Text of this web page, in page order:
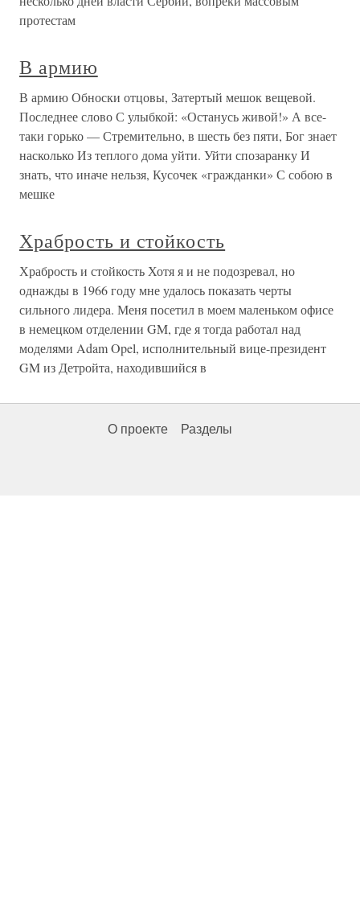
протестам
В армию
В армию Обноски отцовы, Затертый мешок вещевой.
Последнее слово С улыбкой: «Останусь живой!» А все-
таки горько — Стремительно, в шесть без пяти, Бог знает
насколько Из теплого дома уйти. Уйти спозаранку И
знать, что иначе нельзя, Кусочек «гражданки» С собою в
мешке
Храбрость и стойкость
Храбрость и стойкость Хотя я и не подозревал, но
однажды в 1966 году мне удалось показать черты
сильного лидера. Меня посетил в моем маленьком офисе
в немецком отделении GM, где я тогда работал над
моделями Adam Opel, исполнительный вице-президент
GM из Детройта, находившийся в
О проекте Разделы